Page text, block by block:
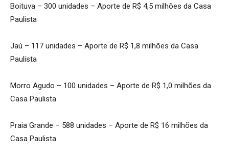
Boituva – 300 unidades – Aporte de R$ 4,5 milhões da Casa
Paulista
Jaú – 117 unidades – Aporte de R$ 1,8 milhões da Casa
Paulista
Morro Agudo – 100 unidades – Aporte de R$ 1,0 milhões da
Casa Paulista
Praia Grande – 588 unidades – Aporte de R$ 16 milhões da
Casa Paulista